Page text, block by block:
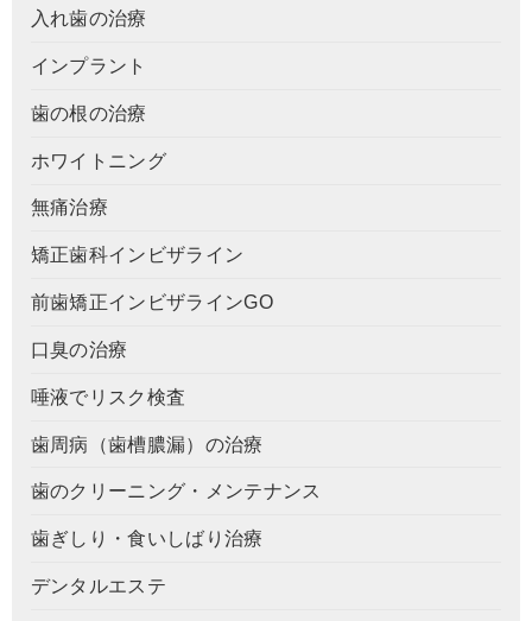
入れ歯の治療
インプラント
歯の根の治療
ホワイトニング
無痛治療
矯正歯科インビザライン
前歯矯正インビザラインGO
口臭の治療
唾液でリスク検査
歯周病（歯槽膿漏）の治療
歯のクリーニング・メンテナンス
歯ぎしり・食いしばり治療
デンタルエステ